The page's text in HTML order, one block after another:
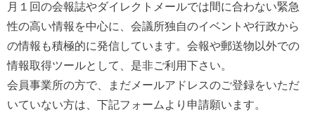
月１回の会報誌やダイレクトメールでは間に合わない緊急
性の高い情報を中心に、会議所独自のイベントや行政から
の情報も積極的に発信しています。会報や郵送物以外での
情報取得ツールとして、是非ご利用下さい。
会員事業所の方で、まだメールアドレスのご登録をいただ
いていない方は、下記フォームより申請願います。